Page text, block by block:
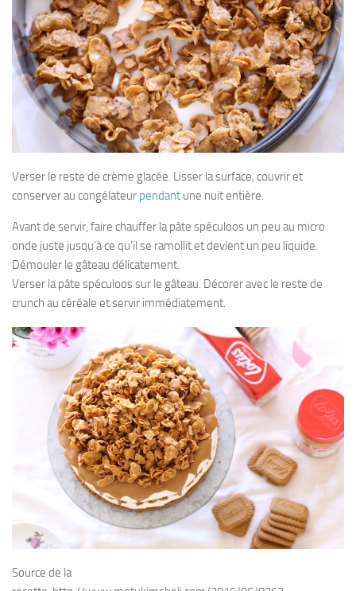
Verser le reste de crème glacée. Lisser la surface, couvrir et
conserver au congélateur pendant une nuit entière.
Avant de servir, faire chauffer la pâte spéculoos un peu au micro
onde juste jusqu’à ce qu’il se ramollit et devient un peu liquide.
Démouler le gâteau délicatement.
Verser la pâte spéculoos sur le gâteau. Décorer avec le reste de
crunch au céréale et servir immédiatement.
Source de la